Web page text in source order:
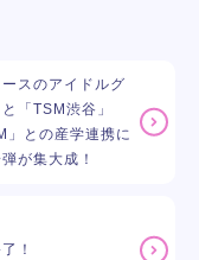
スのアイドルグ
「TSM渋谷」
」との産学連携に
が集大成！
！